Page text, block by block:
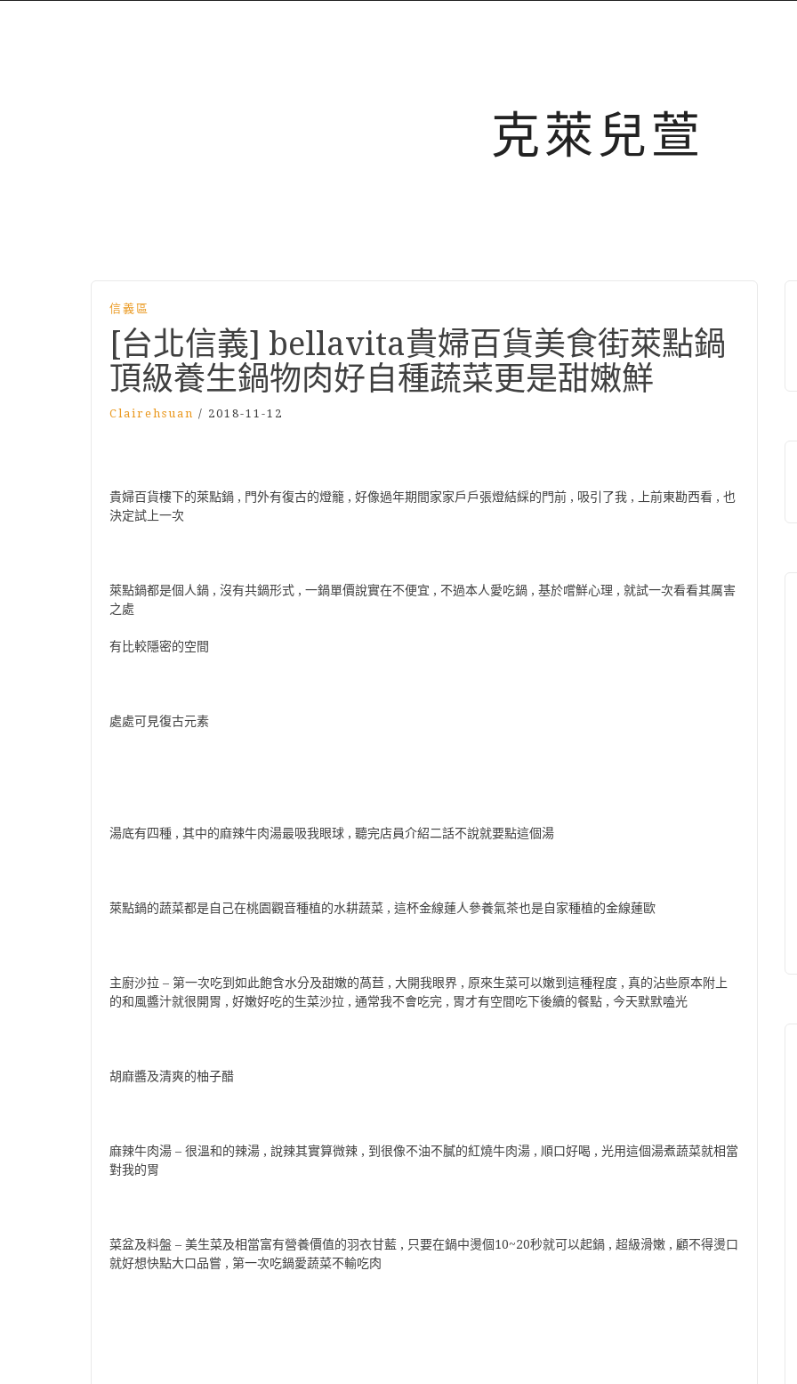
克萊兒萱
信義區
[台北信義] bellavita貴婦百貨美食街萊點鍋
頂級養生鍋物肉好自種蔬菜更是甜嫩鮮
Clairehsuan / 2018-11-12
貴婦百貨樓下的萊點鍋 , 門外有復古的燈籠 , 好像過年期間家家戶戶張燈結綵的門前 , 吸引了我 , 上前東勘西看 , 也
決定試上一次
萊點鍋都是個人鍋 , 沒有共鍋形式 , 一鍋單價說實在不便宜 , 不過本人愛吃鍋 , 基於嚐鮮心理 , 就試一次看看其厲害
之處
有比較隱密的空間
處處可見復古元素
湯底有四種 , 其中的麻辣牛肉湯最吸我眼球 , 聽完店員介紹二話不說就要點這個湯
萊點鍋的蔬菜都是自己在桃園觀音種植的水耕蔬菜 , 這杯金線蓮人參養氣茶也是自家種植的金線蓮歐
主廚沙拉 – 第一次吃到如此飽含水分及甜嫩的萵苣 , 大開我眼界 , 原來生菜可以嫩到這種程度 , 真的沾些原本附上
的和風醬汁就很開胃 , 好嫩好吃的生菜沙拉 , 通常我不會吃完 , 胃才有空間吃下後續的餐點 , 今天默默嗑光
胡麻醬及清爽的柚子醋
麻辣牛肉湯 – 很溫和的辣湯 , 說辣其實算微辣 , 到很像不油不膩的紅燒牛肉湯 , 順口好喝 , 光用這個湯煮蔬菜就相當
對我的胃
菜盆及料盤 – 美生菜及相當富有營養價值的羽衣甘藍 , 只要在鍋中燙個10~20秒就可以起鍋 , 超級滑嫩 , 顧不得燙口
就好想快點大口品嘗 , 第一次吃鍋愛蔬菜不輸吃肉